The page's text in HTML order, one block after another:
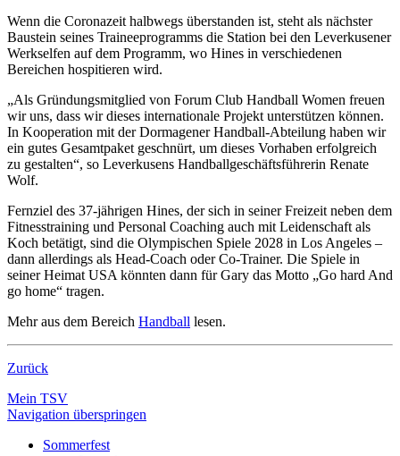
Wenn die Coronazeit halbwegs überstanden ist, steht als nächster
Baustein seines Traineeprogramms die Station bei den Leverkusener
Werkselfen auf dem Programm, wo Hines in verschiedenen
Bereichen hospitieren wird.
„Als Gründungsmitglied von Forum Club Handball Women freuen
wir uns, dass wir dieses internationale Projekt unterstützen können.
In Kooperation mit der Dormagener Handball-Abteilung haben wir
ein gutes Gesamtpaket geschnürt, um dieses Vorhaben erfolgreich
zu gestalten“, so Leverkusens Handballgeschäftsführerin Renate
Wolf.
Fernziel des 37-jährigen Hines, der sich in seiner Freizeit neben dem
Fitnesstraining und Personal Coaching auch mit Leidenschaft als
Koch betätigt, sind die Olympischen Spiele 2028 in Los Angeles –
dann allerdings als Head-Coach oder Co-Trainer. Die Spiele in
seiner Heimat USA könnten dann für Gary das Motto „Go hard And
go home“ tragen.
Mehr aus dem Bereich Handball lesen.
Zurück
Mein TSV
Navigation überspringen
Sommerfest